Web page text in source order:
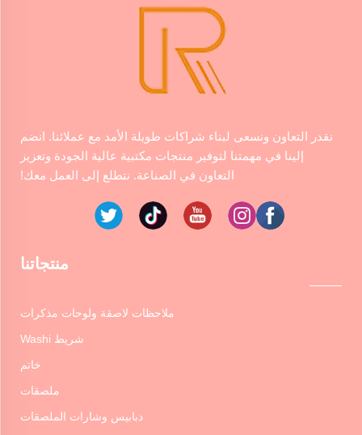
نقدر التعاون ونسعى لبناء شراكات طويلة الأمد مع عملائنا. انضم
إلينا في مهمتنا لتوفير منتجات مكتبية عالية الجودة وتعزيز
التعاون في الصناعة. نتطلع إلى العمل معك!
منتجاتنا
ملاحظات لاصقة ولوحات مذكرات
شريط Washi
خاتم
ملصقات
دبابيس وشارات الملصقات